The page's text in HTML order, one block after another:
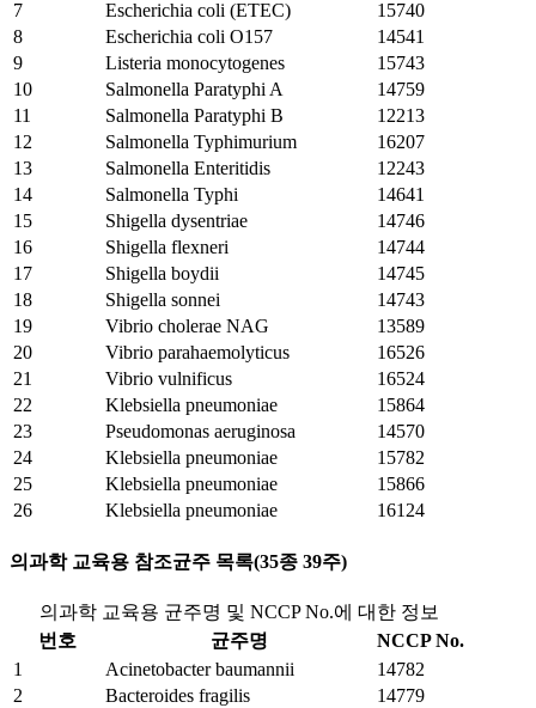
7 Escherichia coli (ETEC)
15740
8
Escherichia coli O157
14541
9
Listeria monocytogenes
15743
10
Salmonella Paratyphi A
14759
11
Salmonella Paratyphi B
12213
12
Salmonella Typhimurium
16207
13
Salmonella Enteritidis
12243
14
Salmonella Typhi
14641
15
Shigella dysentriae
14746
16
Shigella flexneri
14744
17
Shigella boydii
14745
18
Shigella sonnei
14743
19
Vibrio cholerae NAG
13589
20
Vibrio parahaemolyticus
16526
21
Vibrio vulnificus
16524
22
Klebsiella pneumoniae
15864
23
Pseudomonas aeruginosa
14570
24
Klebsiella pneumoniae
15782
25
Klebsiella pneumoniae
15866
26
Klebsiella pneumoniae 16124
의과학 교육용 참조균주 목록(35종 39주)
의과학 교육용 균주명 및 NCCP No.에 대한 정보
번호
균주명
NCCP No.
1
Acinetobacter baumannii
14782
2
Bacteroides fragilis
14779